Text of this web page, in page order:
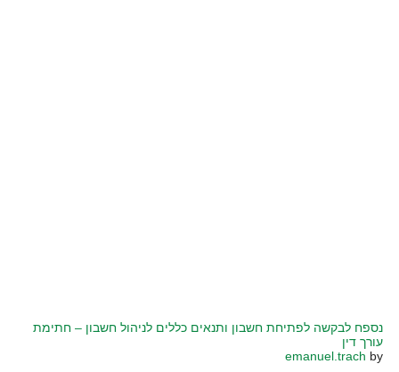
נספח לבקשה לפתיחת חשבון ותנאים כללים לניהול חשבון – חתימת
עורך דין
by
emanuel.trach